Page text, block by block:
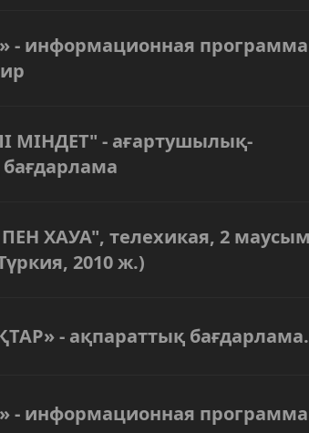
- информационная
МІНДЕТ" - ағартушылық-
ХАУА", телехикая, 2
2010 ж.)
- ақпараттық бағдарлама.
- информационная